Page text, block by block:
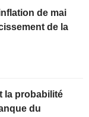
de mai
de la
la probabilité
du